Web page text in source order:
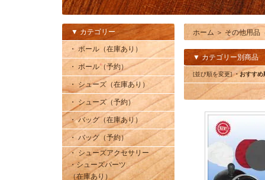
▼ カテゴリー
・ ボール（在庫あり）
・ ボール（予約）
・ シューズ（在庫あり）
・ シューズ（予約）
・ バッグ（在庫あり）
・ バッグ（予約）
・ シューズアクセサリー
・シューズパーツ
（在庫あり）
ホーム ＞ その他用品
▼ カテゴリー別商品
[並び順を変更]・おすすめ